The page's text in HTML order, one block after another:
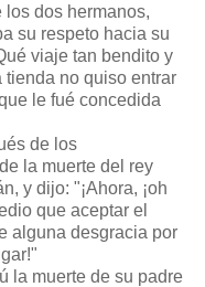
dos hermanos,
su respeto hacia su
viaje tan bendito y
no quiso entrar
le fué concedida
de los
la muerte del rey
y dijo: "¡Ahora, ¡oh
que aceptar el
alguna desgracia por
la muerte de su padre